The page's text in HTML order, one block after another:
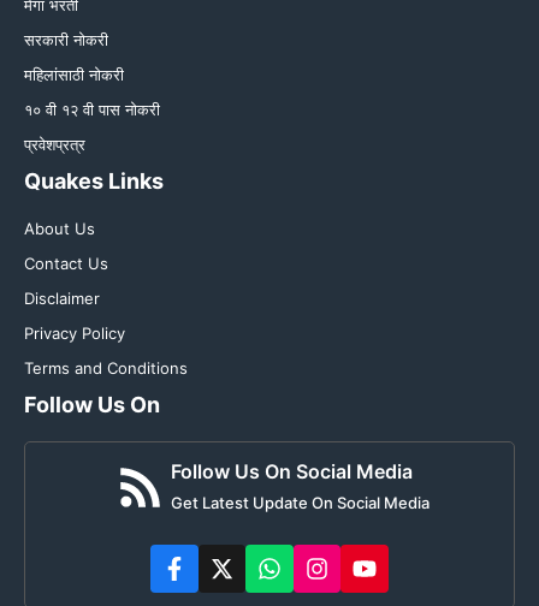
मेगा भरती
सरकारी नोकरी
महिलांसाठी नोकरी
१० वी १२ वी पास नोकरी
प्रवेशप्रत्र
Quakes Links
About Us
Contact Us
Disclaimer
Privacy Policy
Terms and Conditions
Follow Us On
Follow Us On Social Media
Get Latest Update On Social Media